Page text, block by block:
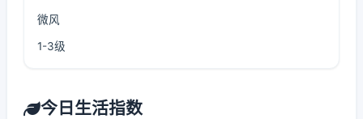
微风
1-3级
今日生活指数